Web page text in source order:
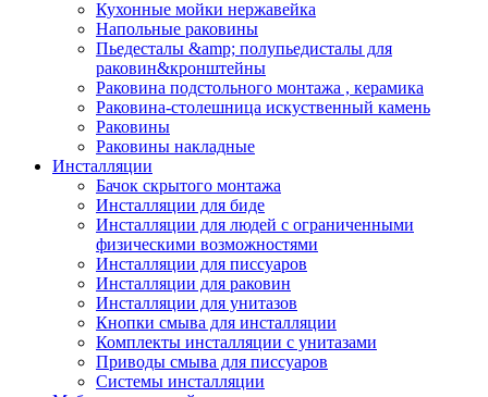
Кухонные мойки нержавейка
Напольные раковины
Пьедесталы &amp; полупьедисталы для
раковин&кронштейны
Раковина подстольного монтажа , керамика
Раковина-столешница искуственный камень
Раковины
Раковины накладные
Инсталляции
Бачок скрытого монтажа
Инсталляции для биде
Инсталляции для людей с ограниченными
физическими возможностями
Инсталляции для писсуаров
Инсталляции для раковин
Инсталляции для унитазов
Кнопки смыва для инсталляции
Комплекты инсталляции с унитазами
Приводы смыва для писсуаров
Системы инсталляции